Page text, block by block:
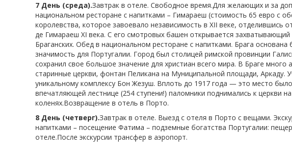
7 День (среда).Завтрак в отеле. Свободное время.Для желающих и за
национальном ресторане с напитками – Гимараеш (стоимость 65 евро с
королевства, которое завоевало независимость в XII веке, отделившись
де Гимараеш XI века. С его смотровых башен открывается
Браганских. Обед в национальном ресторане с напитками. Брага
значимость для Португалии. Город был столицей римской провинции
сохранил свое большое значение для христиан всего мира. В Браге
старинные церкви, фонтан Пеликана на Муниципальной площади, Аркаду.
уникальному комплексу Бон Жезуш. Вплоть до 1917 года — это место
впечатляющей лестнице (254 ступени!) паломники поднимались к церкви
коленях.Возвращение в отель в Порто.
8 День (четверг).Завтрак в отеле. Выезд с отеля в Порто с вещами.
напитками – посещение Фатима – подземные богатства Португалии:
отеле.После экскурсии трансфер в аэропорт.